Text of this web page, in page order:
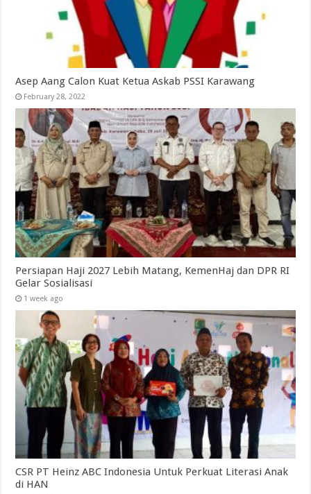
Asep Aang Calon Kuat Ketua Askab PSSI Karawang
February 28, 2022
Persiapan Haji 2027 Lebih Matang, KemenHaj dan DPR RI
Gelar Sosialisasi
1 week ago
CSR PT Heinz ABC Indonesia Untuk Perkuat Literasi Anak
di HAN